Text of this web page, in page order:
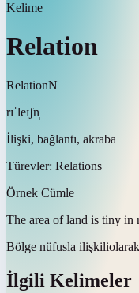
Kelime
Relation
RelationN
rɪˈleɪʃn̩
İlişki, bağlantı, akraba
Türevler: Relations
Örnek Cümle
The area of land is tiny in
Bölge nüfusla ilişkili
İlgili Kelimeler